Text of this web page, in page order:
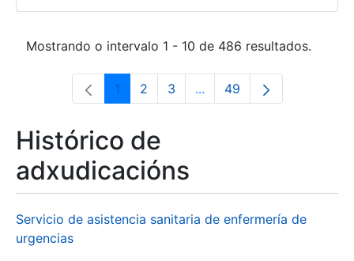
Mostrando o intervalo 1 - 10 de 486 resultados.
Páxina
1 Páxina
2 Páxina
3 ...Páxinas intermedias Use
Páxina
49
Histórico de
adxudicacións
Servicio de asistencia sanitaria de enfermería de
urgencias